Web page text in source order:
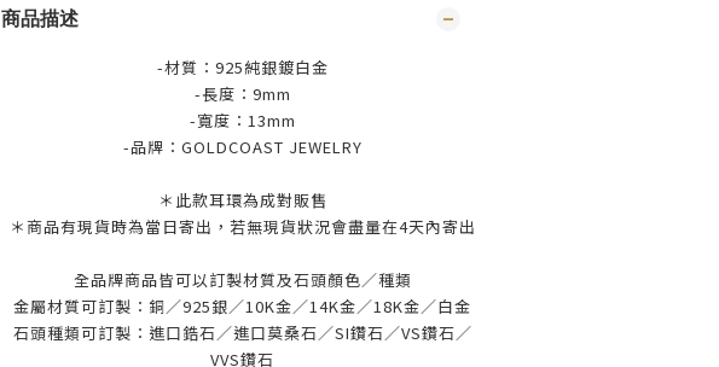
商品描述
-材質：925純銀鍍白金
-長度：9mm
-寬度：13mm
-品牌： GOLDCOAST JEWELRY
＊此款耳環為成對販售
＊商品有現貨時為當日寄出，若無現貨狀況會盡量在4天內寄出
全品牌商品皆可以訂製材質及石頭顏色／種類
金屬材質可訂製：銅／925銀／10K金／14K金／18K金／白金
石頭種類可訂製：進口鋯石／進口莫桑石／SI鑽石／VS鑽石／
VVS鑽石